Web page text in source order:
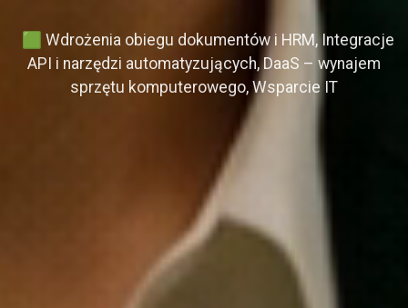
🟩 Wdrożenia obiegu dokumentów i HRM, Integracje
API i narzędzi automatyzujących, DaaS – wynajem
sprzętu komputerowego, Wsparcie IT